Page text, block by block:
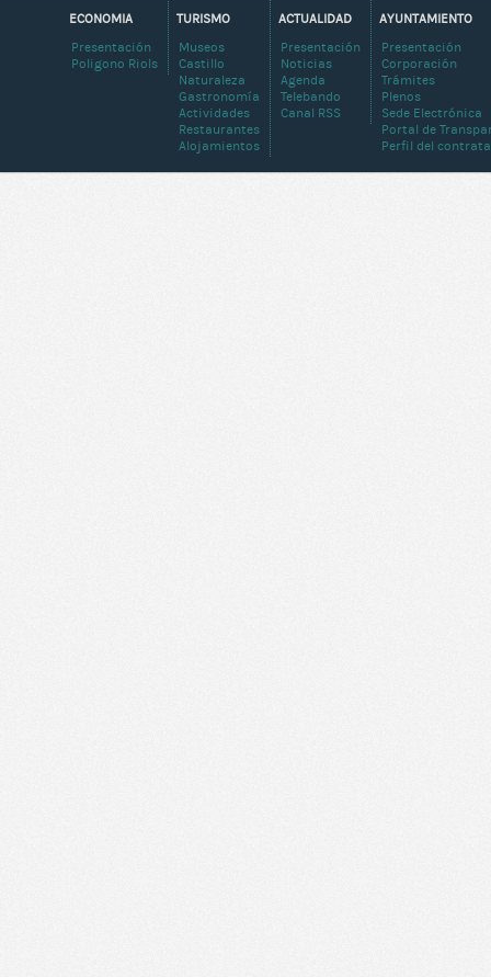
AYUNTAMIENTO
Presentación
Corporación
Trámites
Plenos
Sede Electrónica
Portal de
Perfil del
ACTUALIDAD
Presentación
Noticias
Agenda
Telebando
Canal RSS
TURISMO
Museos
Castillo
Naturaleza
Gastronomía
Actividades
Restaurantes
Alojamientos
ECONOMIA
Presentación
Poligono Riols